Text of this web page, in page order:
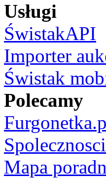
Usługi
ŚwistakAPI
Importer
Świstak
Polecamy
Mapa